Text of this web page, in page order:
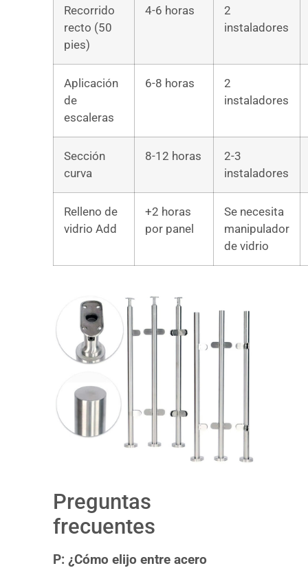
Recorrido
recto (50
pies)
4-6 horas
2
instaladores
Aplicación
de
escaleras
6-8 horas
2
instaladores
Sección
curva
8-12 horas
2-3
instaladores
Relleno de
vidrio Add
+2 horas
por panel
Se necesita
manipulador
de vidrio
Preguntas
frecuentes
P: ¿Cómo elijo entre acero